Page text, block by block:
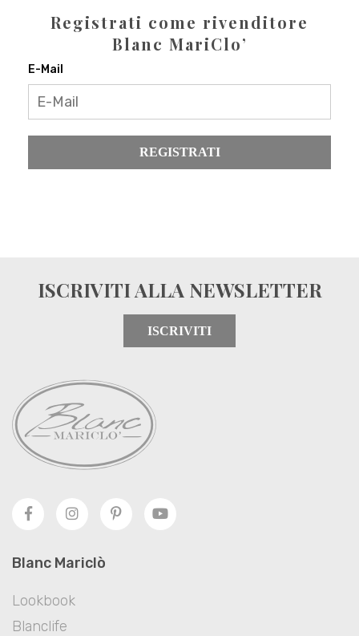
Registrati come rivenditore
Blanc MariClo’
E-Mail
REGISTRATI
ISCRIVITI ALLA NEWSLETTER
ISCRIVITI
Blanc Mariclò
Lookbook
Blanclife